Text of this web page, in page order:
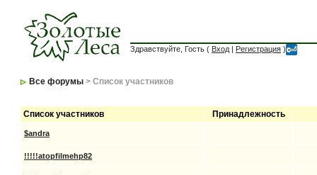
Здравствуйте, Гость ( Вход | Регистрация )
Все форумы > Список участников
Список участников Принадлежность
$andra
!!!!!atopfilmehp82